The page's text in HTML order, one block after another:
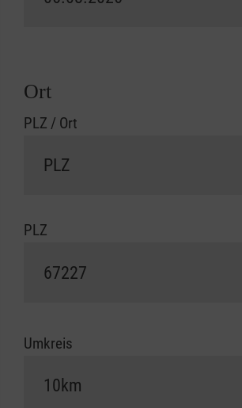
Ort
PLZ / Ort
PLZ
Umkreis